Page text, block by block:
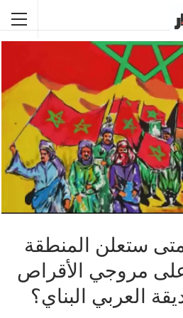
ستعلن المنطقة
على مروجي الأقراص
العربي البناي؟